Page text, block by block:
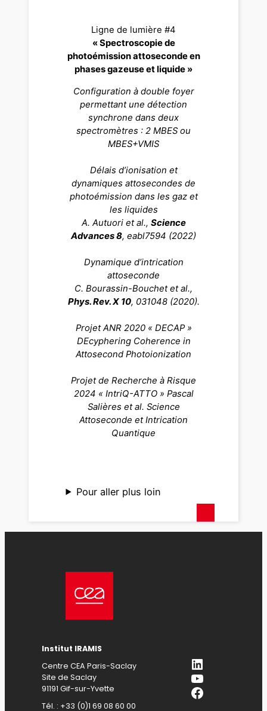
Ligne de lumière #4
« Spectroscopie de
photoémission attoseconde en
phases gazeuse et liquide »
Configuration à double foyer
permettant une détection
synchrone dans deux
spectromètres : 2 MBES ou
MBES+VMIS
Délais d’ionisation et
dynamiques attosecondes de
photoémission dans les gaz et
les liquides
A. Autuori et al., Science
Advances 8, eabl7594 (2022)
Dynamique d’intrication
attoseconde
C. Bourassin-Bouchet et al.,
Phys. Rev. X 10, 031048 (2020).
Projet ANR 2020 « DECAP »
DEcyphering Coherence in
Attosecond Photoionization
Projet de Recherche à Risque
2024 « IntriQ-ATTO » Pascal
Salières et al. Science
Attoseconde et Intrication
Quantique
Pour aller plus loin
Institut IRAMIS
Centre CEA Paris-Saclay
Site de Saclay
91191 Gif-sur-Yvette
Tél. : +33 (0)1 69 08 60 00
LinkedIn
YouTube
Facebook